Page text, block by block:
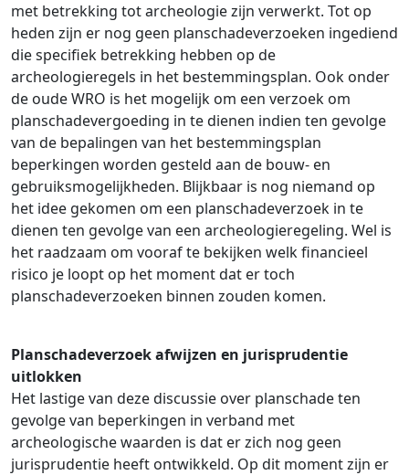
met betrekking tot archeologie zijn verwerkt. Tot op
heden zijn er nog geen planschadeverzoeken ingediend
die specifiek betrekking hebben op de
archeologieregels in het bestemmingsplan. Ook onder
de oude WRO is het mogelijk om een verzoek om
planschadevergoeding in te dienen indien ten gevolge
van de bepalingen van het bestemmingsplan
beperkingen worden gesteld aan de bouw- en
gebruiksmogelijkheden. Blijkbaar is nog niemand op
het idee gekomen om een planschadeverzoek in te
dienen ten gevolge van een archeologieregeling. Wel is
het raadzaam om vooraf te bekijken welk financieel
risico je loopt op het moment dat er toch
planschadeverzoeken binnen zouden komen.
Planschadeverzoek afwijzen en jurisprudentie
uitlokken
Het lastige van deze discussie over planschade ten
gevolge van beperkingen in verband met
archeologische waarden is dat er zich nog geen
jurisprudentie heeft ontwikkeld. Op dit moment zijn er